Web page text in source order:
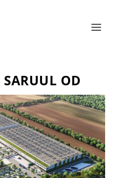
SARUUL OD